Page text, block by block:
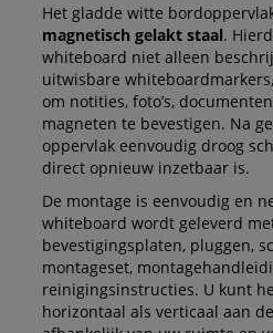
Het gladde witte
magnetisch gelakt staal.
whiteboard niet alleen
uitwisbare
om notities, foto’s,
magneten te bevestigen. Na
oppervlak eenvoudig droog
direct opnieuw inzetbaar is.
De montage is eenvoudig en
whiteboard wordt geleverd
bevestigingsplaten, pluggen,
montageset,
reinigingsinstructies. U kunt
horizontaal als verticaal aan